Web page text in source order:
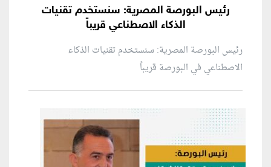
رئيس البورصة المصرية: سنستخدم تقنيات
الذكاء الاصطناعي قريباً
رئيس البورصة المصرية: سنستخدم تقنيات الذكاء
الاصطناعي في البورصة قريباً